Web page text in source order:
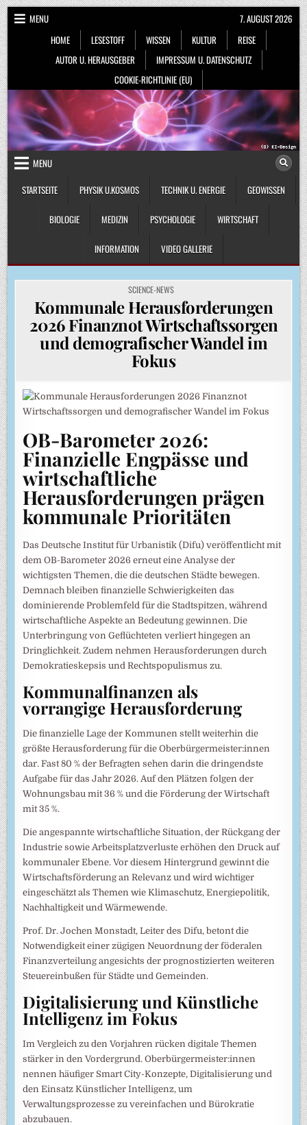
Skip
to
content
MENU
HOME
LESESTOFF WISSEN KULTUR
REISE
AUTOR U. HERAUSGEBER
IMPRESSUM U. DATENSCHUTZ
COOKIE-RICHTLINIE (EU)
7. AUGUST 2026
MENU
STARTSEITE
PHYSIK U.KOSMOS TECHNIK U. ENERGIE GEOWISSEN
BIOLOGIE MEDIZIN PSYCHOLOGIE WIRTSCHAFT
INFORMATION VIDEO GALLERIE
POSTED
IN
SCIENCE-NEWS
Kommunale Herausforderungen
2026 Finanznot Wirtschaftssorgen
und demografischer Wandel im
Fokus
OB-Barometer 2026:
Finanzielle Engpässe und
wirtschaftliche
Herausforderungen prägen
kommunale Prioritäten
Das Deutsche Institut für Urbanistik (Difu) veröffentlicht mit
dem OB-Barometer 2026 erneut eine Analyse der
wichtigsten Themen, die die deutschen Städte bewegen.
Demnach bleiben finanzielle Schwierigkeiten das
dominierende Problemfeld für die Stadtspitzen, während
wirtschaftliche Aspekte an Bedeutung gewinnen. Die
Unterbringung von Geflüchteten verliert hingegen an
Dringlichkeit. Zudem nehmen Herausforderungen durch
Demokratieskepsis und Rechtspopulismus zu.
Kommunalfinanzen als
vorrangige Herausforderung
Die finanzielle Lage der Kommunen stellt weiterhin die
größte Herausforderung für die Oberbürgermeister:innen
dar. Fast 80 % der Befragten sehen darin die dringendste
Aufgabe für das Jahr 2026. Auf den Plätzen folgen der
Wohnungsbau mit 36 % und die Förderung der Wirtschaft
mit 35 %.
Die angespannte wirtschaftliche Situation, der Rückgang der
Industrie sowie Arbeitsplatzverluste erhöhen den Druck auf
kommunaler Ebene. Vor diesem Hintergrund gewinnt die
Wirtschaftsförderung an Relevanz und wird wichtiger
eingeschätzt als Themen wie Klimaschutz, Energiepolitik,
Nachhaltigkeit und Wärmewende.
Prof. Dr. Jochen Monstadt, Leiter des Difu, betont die
Notwendigkeit einer zügigen Neuordnung der föderalen
Finanzverteilung angesichts der prognostizierten weiteren
Steuereinbußen für Städte und Gemeinden.
Digitalisierung und Künstliche
Intelligenz im Fokus
Im Vergleich zu den Vorjahren rücken digitale Themen
stärker in den Vordergrund. Oberbürgermeister:innen
nennen häufiger Smart City-Konzepte, Digitalisierung und
den Einsatz Künstlicher Intelligenz, um
Verwaltungsprozesse zu vereinfachen und Bürokratie
abzubauen.